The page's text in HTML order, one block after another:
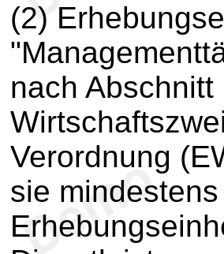
(2)
nach
Verordnung
sie